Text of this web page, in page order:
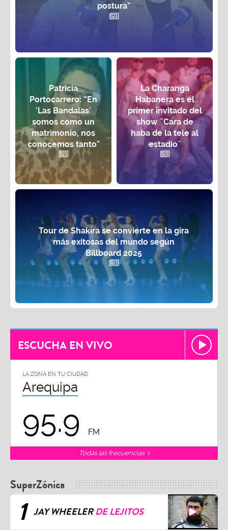
postura”
Patricia
Portocarrero: “En
'Las Bandalas'
somos como un
matrimonio, nos
conocemos tanto"
La Charanga
Habanera es el
primer invitado del
show ¨Cara de
haba de la tele al
estadio¨
Tour de Shakira se convierte en la gira
más exitosas del mundo según
Billboard 2025
ESCUCHA EN VIVO
LA ZONA EN TU CIUDAD
Arequipa
95.9 FM
Todas las frecuencias
SuperZónica
1 JAY WHEELERDE LEJITOS